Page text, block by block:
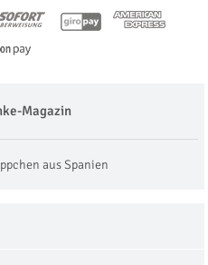
Magazin
aus Spanien